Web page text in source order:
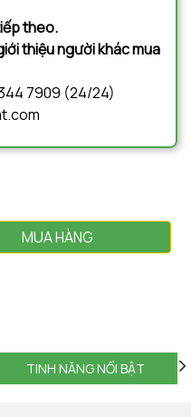
theo.
thiệu người khác mua
7909 (24/24)
MUA HÀNG
TINH NĂNG NỔI BẬT